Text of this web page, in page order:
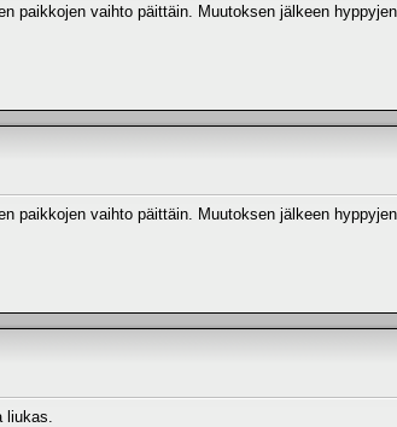
paikkojen vaihto päittäin. Muutoksen jälkeen
paikkojen vaihto päittäin. Muutoksen jälkeen
liukas.